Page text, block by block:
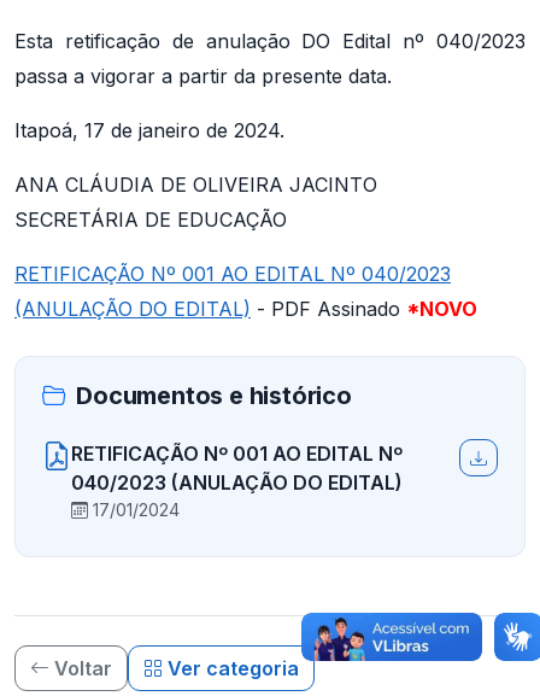
Esta retificação de anulação DO Edital nº 040/2023
passa a vigorar a partir da presente data.
Itapoá, 17 de janeiro de 2024.
ANA CLÁUDIA DE OLIVEIRA JACINTO
SECRETÁRIA DE EDUCAÇÃO
RETIFICAÇÃO Nº 001 AO EDITAL Nº 040/2023
(ANULAÇÃO DO EDITAL) - PDF Assinado *NOVO
Documentos e histórico
RETIFICAÇÃO Nº 001 AO EDITAL Nº
040/2023 (ANULAÇÃO DO EDITAL)
17/01/2024
Voltar Ver categoria